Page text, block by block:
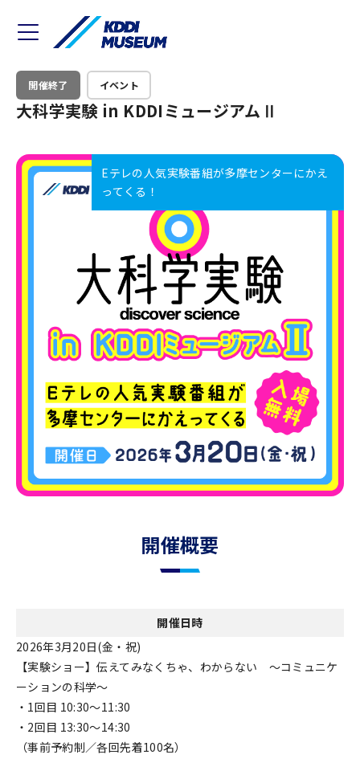
開催終了 イベント
大科学実験 in KDDIミュージアムⅡ
Eテレの人気実験番組が多摩センターにかえ
ってくる！
開催概要
開催日時
2026年3月20日(金・祝)
【実験ショー】伝えてみなくちゃ、わからない ～コミュニケ
ーションの科学～
・1回目 10:30～11:30
・2回目 13:30～14:30
（事前予約制／各回先着100名）